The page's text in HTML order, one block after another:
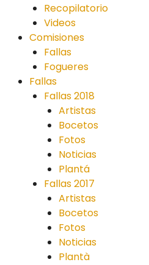
Recopilatorio
Videos
Comisiones
Fallas
Fogueres
Fallas
Fallas 2018
Artistas
Bocetos
Fotos
Noticias
Plantá
Fallas 2017
Artistas
Bocetos
Fotos
Noticias
Plantà